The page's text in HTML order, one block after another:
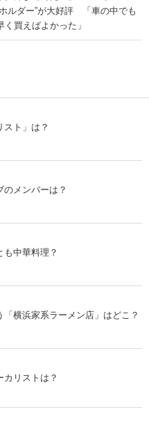
ルダー”が大好評 「車の中でも
買えばよかった」
スト」は？
のメンバーは？
も中華料理？
横浜家系ラーメン店」はどこ？
カリストは？